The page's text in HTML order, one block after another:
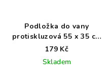
Podložka do vany
protiskluzová 55 x 35 cm
růžová
179 Kč
Skladem